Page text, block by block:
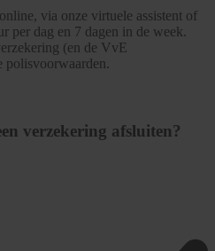
via onze virtuele assistent of
per dag en 7 dagen in de week.
(en de VvE
polisvoorwaarden.
verzekering afsluiten?